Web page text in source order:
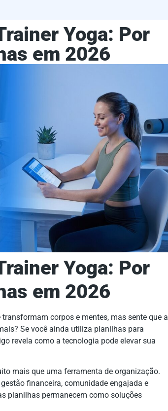
Yoga: Por
em 2026
Yoga: Por
em 2026
corpos e mentes, mas sente que a
Se você ainda utiliza planilhas para
revela como a tecnologia pode elevar sua
mais que uma ferramenta de organização.
financeira, comunidade engajada e
planilhas permanecem como soluções